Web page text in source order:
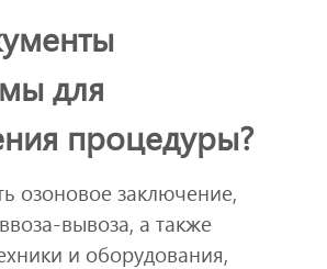
для
процедуры?
озоновое заключение,
вывоза, а также
и оборудования,